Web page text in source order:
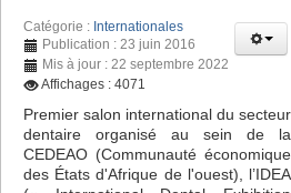
Catégorie : Internationales
Publication : 23 juin 2016
Mis à jour : 22 septembre 2022
Affichages : 4071
Premier salon international du secteur
dentaire organisé au sein de la
CEDEAO (Communauté économique
des États d'Afrique de l'ouest), l’IDEA